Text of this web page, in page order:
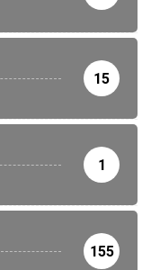
15
1
155